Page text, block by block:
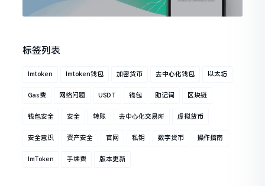
标签列表
Imtoken Imtoken钱包 加密货币 去中心化钱包 以太坊
Gas费 网络问题 USDT 钱包 助记词 区块链
钱包安全 安全 转账 去中心化交易所 虚拟货币
安全意识 资产安全 官网 私钥 数字货币 操作指南
ImToken 手续费 版本更新